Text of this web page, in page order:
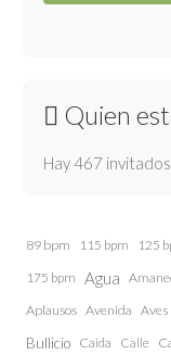
Quien
Hay 467
89 bpm 115 bpm 125
175 bpm Agua
Aplausos Avenida Aves
Bullicio Caida Calle